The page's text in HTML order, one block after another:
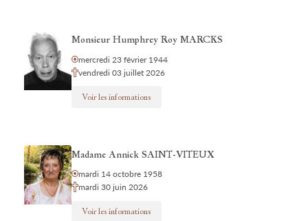
Monsieur Humphrey Roy MARCKS
mercredi 23 février 1944
vendredi 03 juillet 2026
Voir les informations
Madame Annick SAINT-VITEUX
mardi 14 octobre 1958
mardi 30 juin 2026
Voir les informations